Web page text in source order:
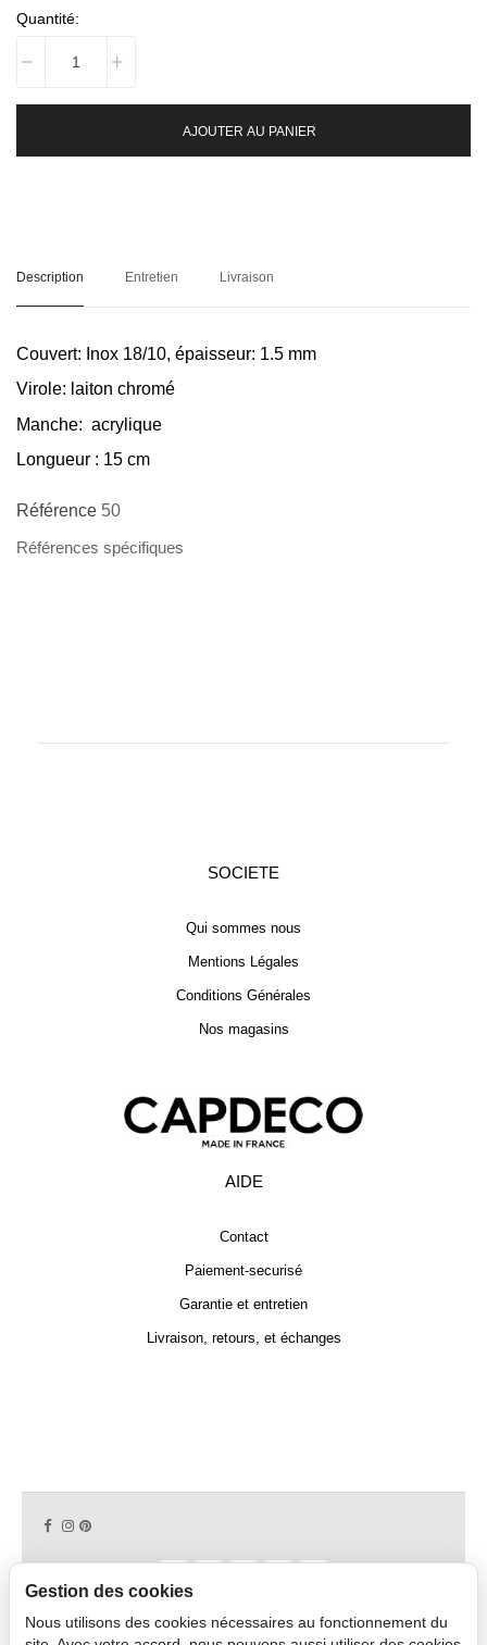
Quantité:
AJOUTER AU PANIER
Description Entretien Livraison
Couvert: Inox 18/10, épaisseur: 1.5 mm
Virole: laiton chromé
Manche: acrylique
Longueur : 15 cm
Référence 50
Références spécifiques
SOCIETE
Qui sommes nous
Mentions Légales
Conditions Générales
Nos magasins
AIDE
Contact
Paiement-securisé
Garantie et entretien
Livraison, retours, et échanges
Gestion des cookies
Nous utilisons des cookies nécessaires au fonctionnement du